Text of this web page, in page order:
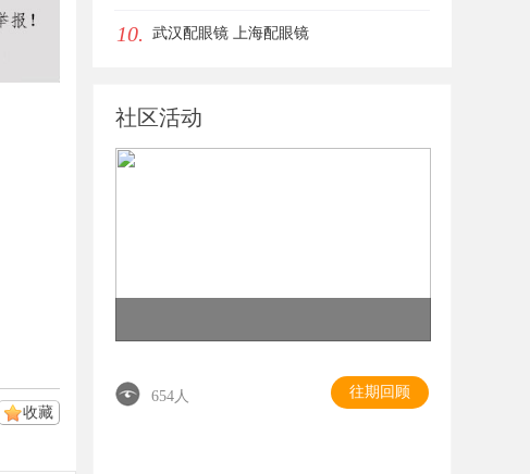
收藏
眼唇，才是你整张脸的点睛之笔！淡颜系
10. 武汉配眼镜 上海配眼镜
社区活动
654人 往期回顾